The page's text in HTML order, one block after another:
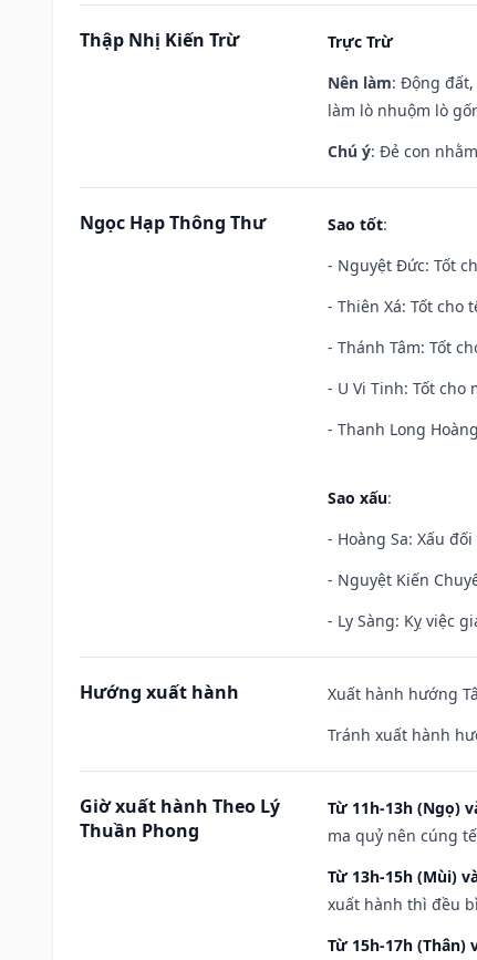
Thập Nhị Kiến Trừ
Trực Trừ
Nên làm: Động
làm lò nhuộm lò
Chú ý: Đẻ con
Ngọc Hạp Thông Thư Sao tốt:
- Nguyệt Đức: Tốt
- Thiên Xá: Tốt cho
- Thánh Tâm: Tốt
- U Vi Tinh: Tốt cho
- Thanh Long
Sao xấu:
- Hoàng Sa: Xấu
- Nguyệt Kiến
- Ly Sàng: Kỵ việc
Hướng xuất hành
Xuất hành hướng
Tránh xuất hành
Giờ xuất hành Theo Lý
Thuần Phong
Từ 11h-13h (Ngọ)
ma quỷ nên cúng
Từ 13h-15h (Mùi)
xuất hành thì đều
Từ 15h-17h (Thân)